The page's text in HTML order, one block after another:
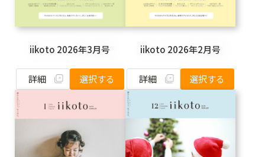
iikoto 2026年3月号
詳細 選択する
iikoto 2026年2月号
詳細 選択する